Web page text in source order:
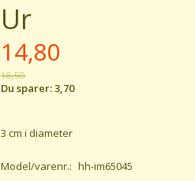
Ur
14,80
18,50
Du sparer:3,70
3 cm i diameter
Model/varenr.: hh-im65045